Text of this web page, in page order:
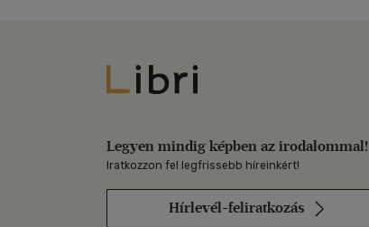
Libri
Legyen mindig képben az irodalommal!
Iratkozzon fel legfrissebb híreinkért!
Hírlevél-feliratkozás